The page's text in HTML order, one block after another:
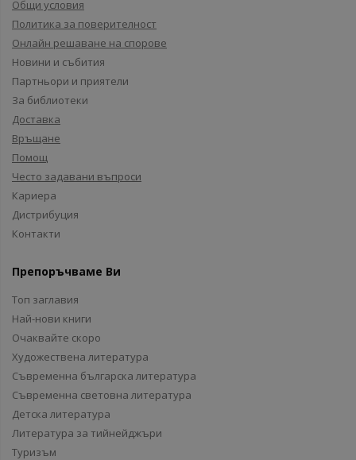
Общи условия
Политика за поверителност
Онлайн решаване на спорове
Новини и събития
Партньори и приятели
За библиотеки
Доставка
Връщане
Помощ
Често задавани въпроси
Кариера
Дистрибуция
Контакти
Препоръчваме Ви
Топ заглавия
Най-нови книги
Очаквайте скоро
Художествена литература
Съвременна българска литература
Съвременна световна литература
Детска литература
Литература за тийнейджъри
Туризъм